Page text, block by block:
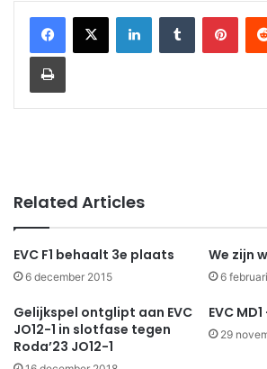
LinkedInTumblr
Print
Related Articles
EVC F1 behaalt 3e plaats
6 december 2015
We zijn
6
Gelijkspel ontglipt aan EVC
JO12-1 in slotfase tegen
Roda’23 JO12-1
EVC
29